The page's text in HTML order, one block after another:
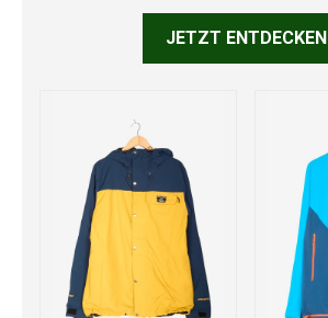
JETZT ENTDECKEN